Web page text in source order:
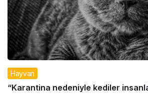
Hayvan
“Karantina nedeniyle kediler